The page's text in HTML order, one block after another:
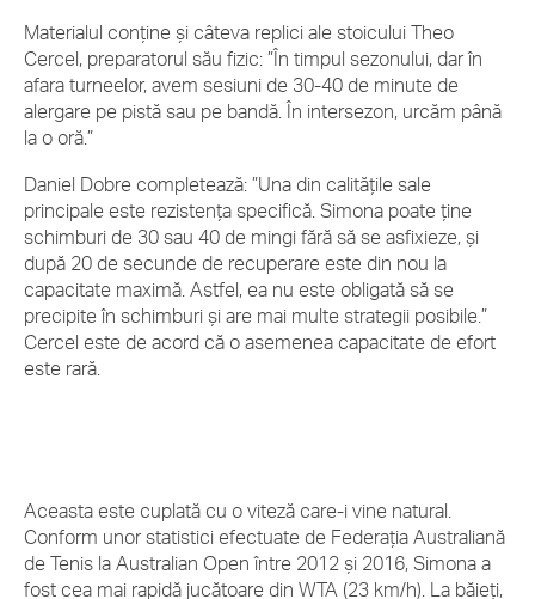
Materialul conține și câteva replici ale stoicului Theo
Cercel, preparatorul său fizic: ”În timpul sezonului, dar în
afara turneelor, avem sesiuni de 30-40 de minute de
alergare pe pistă sau pe bandă. În intersezon, urcăm până
la o oră.”
Daniel Dobre completează: ”Una din calitățile sale
principale este rezistența specifică. Simona poate ține
schimburi de 30 sau 40 de mingi fără să se asfixieze, și
după 20 de secunde de recuperare este din nou la
capacitate maximă. Astfel, ea nu este obligată să se
precipite în schimburi și are mai multe strategii posibile.”
Cercel este de acord că o asemenea capacitate de efort
este rară.
Aceasta este cuplată cu o viteză care-i vine natural.
Conform unor statistici efectuate de Federația Australiană
de Tenis la Australian Open între 2012 și 2016, Simona a
fost cea mai rapidă jucătoare din WTA (23 km/h). La băieți,